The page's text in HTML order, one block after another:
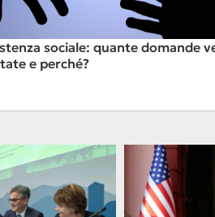
sociale: quante domande
e perché?